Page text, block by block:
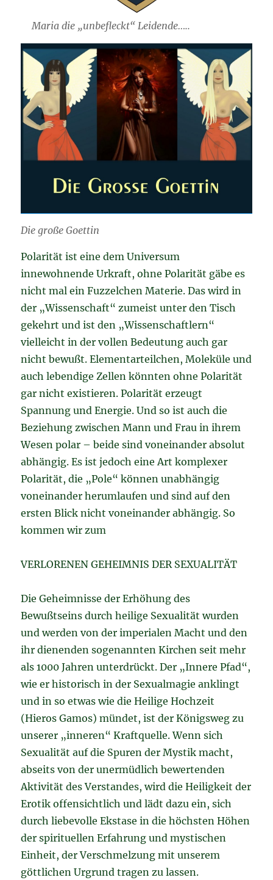
Maria die „unbefleckt“ Leidende…..
Die große Goettin
Polarität ist eine dem Universum
innewohnende Urkraft, ohne Polarität gäbe es
nicht mal ein Fuzzelchen Materie. Das wird in
der „Wissenschaft“ zumeist unter den Tisch
gekehrt und ist den „Wissenschaftlern“
vielleicht in der vollen Bedeutung auch gar
nicht bewußt. Elementarteilchen, Moleküle und
auch lebendige Zellen könnten ohne Polarität
gar nicht existieren. Polarität erzeugt
Spannung und Energie. Und so ist auch die
Beziehung zwischen Mann und Frau in ihrem
Wesen polar – beide sind voneinander absolut
abhängig. Es ist jedoch eine Art komplexer
Polarität, die „Pole“ können unabhängig
voneinander herumlaufen und sind auf den
ersten Blick nicht voneinander abhängig. So
kommen wir zum
VERLORENEN GEHEIMNIS DER SEXUALITÄT
Die Geheimnisse der Erhöhung des
Bewußtseins durch heilige Sexualität wurden
und werden von der imperialen Macht und den
ihr dienenden sogenannten Kirchen seit mehr
als 1000 Jahren unterdrückt. Der „Innere Pfad“,
wie er historisch in der Sexualmagie anklingt
und in so etwas wie die Heilige Hochzeit
(Hieros Gamos) mündet, ist der Königsweg zu
unserer „inneren“ Kraftquelle. Wenn sich
Sexualität auf die Spuren der Mystik macht,
abseits von der unermüdlich bewertenden
Aktivität des Verstandes, wird die Heiligkeit der
Erotik offensichtlich und lädt dazu ein, sich
durch liebevolle Ekstase in die höchsten Höhen
der spirituellen Erfahrung und mystischen
Einheit, der Verschmelzung mit unserem
göttlichen Urgrund tragen zu lassen.